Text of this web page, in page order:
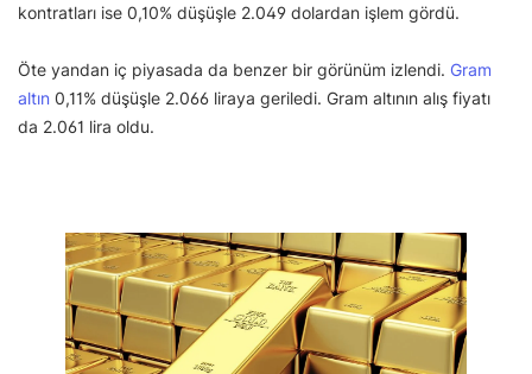
kontratları ise 0,10% düşüşle 2.049 dolardan işlem gördü.
Öte yandan iç piyasada da benzer bir görünüm izlendi. Gram
altın 0,11% düşüşle 2.066 liraya geriledi. Gram altının alış fiyatı
da 2.061 lira oldu.